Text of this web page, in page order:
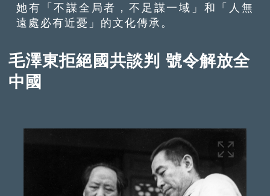
她有「不謀全局者，不足謀一域」和「人無
遠處必有近憂」的文化傳承。
毛澤東拒絕國共談判 號令解放全
中國